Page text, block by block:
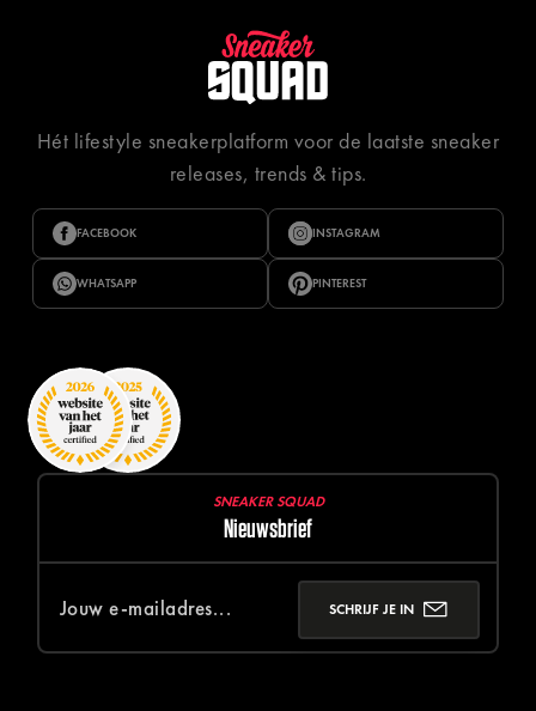
Hét lifestyle sneakerplatform voor de laatste sneaker
releases, trends & tips.
FACEBOOK INSTAGRAM
WHATSAPP PINTEREST
SNEAKER SQUAD
Nieuwsbrief
SCHRIJF JE IN